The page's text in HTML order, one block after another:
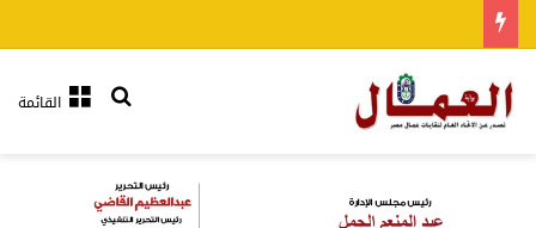
القائمةبحث عن